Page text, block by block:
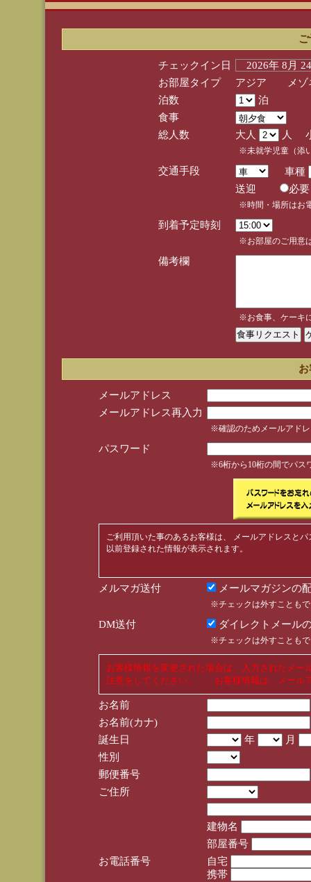
チェックイン日
2026年 8月
お部屋タイプ
アジア メゾネ
泊数
泊
食事
総人数
大人 人
※未就学児童（添
交通手段
車種
送迎
※時間・場所はお
到着予定時刻
※お部屋のご用意
備考欄
※お食事、ケーキ
メールアドレス
メールアドレス再入力
※確認のためメールアド
パスワード
※6桁から10桁の間でパス
ご利用頂いた事のあるお客様は、 メールアドレスと
以前登録された情報が表示されます。
メルマガ送付 メールマガジンの
※チェックは外すことも
DM送付 ダイレクトメール
※チェックは外すことも
お客様情報を変更された場合は、入力されたメ
注意をしてください。 お客様情報は、メール
お名前
お名前(カナ)
誕生日
年
月
性別
郵便番号
ご住所
建物名
部屋番号
お電話番号
自宅
携帯